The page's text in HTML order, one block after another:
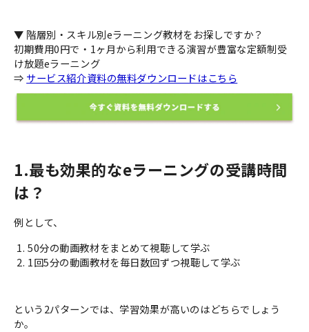
▼ 階層別・スキル別eラーニング教材をお探しですか？
初期費用0円で・1ヶ月から利用できる演習が豊富な定額制受
け放題eラーニング
⇒ サービス紹介資料の無料ダウンロードはこちら
1.最も効果的なeラーニングの受講時間
は？
例として、
50分の動画教材をまとめて視聴して学ぶ
1回5分の動画教材を毎日数回ずつ視聴して学ぶ
という2パターンでは、学習効果が高いのはどちらでしょう
か。